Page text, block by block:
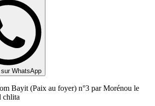
sur WhatsApp
Bayit (Paix au foyer) n°3 par Morénou le
chlita